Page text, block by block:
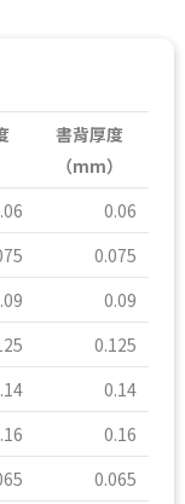
書背厚度
（mm）
0.06
0.075
0.09
0.125
0.14
0.16
0.065